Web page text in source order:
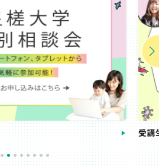
受講